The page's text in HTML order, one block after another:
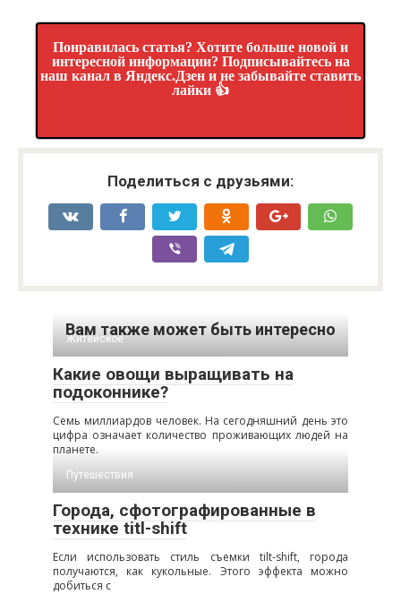
Понравилась статья? Хотите больше новой и
интересной информации? Подписывайтесь на
наш канал в Яндекс.Дзен и не забывайте ставить
лайки 👍
Поделиться с друзьями:
Вам также может быть интересно
Житейское
Какие овощи выращивать на
подоконнике?
Семь миллиардов человек. На сегодняшний день это
цифра означает количество проживающих людей на
планете.
Путешествия
Города, сфотографированные в
технике titl-shift
Если использовать стиль съемки tilt-shift, города
получаются, как кукольные. Этого эффекта можно
добиться с